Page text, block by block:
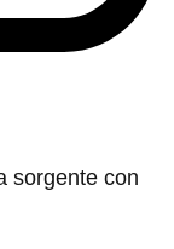
sorgente con